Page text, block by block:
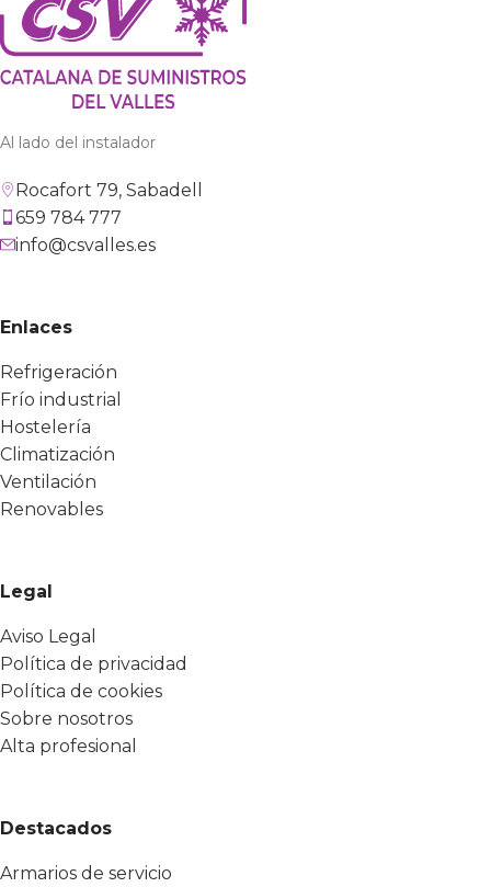
Al lado del instalador
Rocafort 79, Sabadell
659 784 777
info@csvalles.es
Enlaces
Refrigeración
Frío industrial
Hostelería
Climatización
Ventilación
Renovables
Legal
Aviso Legal
Política de privacidad
Política de cookies
Sobre nosotros
Alta profesional
Destacados
Armarios de servicio